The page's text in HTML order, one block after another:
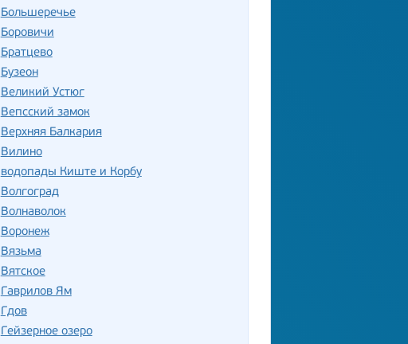
Большеречье
Боровичи
Братцево
Бузеон
Великий Устюг
Вепсский замок
Верхняя Балкария
Вилино
водопады Киште и Корбу
Волгоград
Волнаволок
Воронеж
Вязьма
Вятское
Гаврилов Ям
Гдов
Гейзерное озеро